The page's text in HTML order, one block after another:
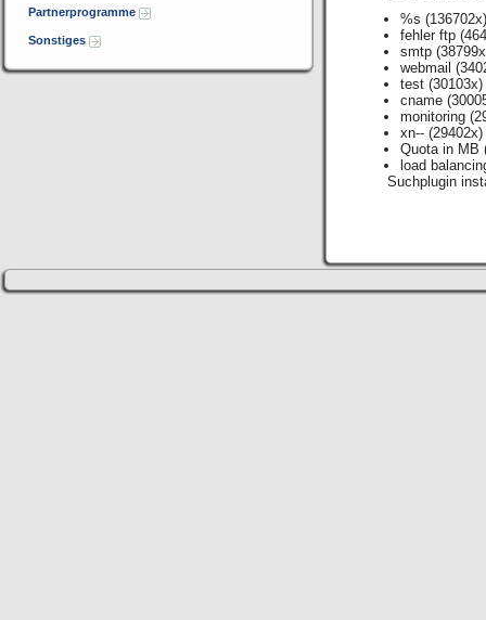
Partnerprogramme
Sonstiges
%s
fehler ftp
smtp
webmail
test (30103x)
cname
monitoring
xn-- (29402x)
Quota in MB
load
Suchplugin